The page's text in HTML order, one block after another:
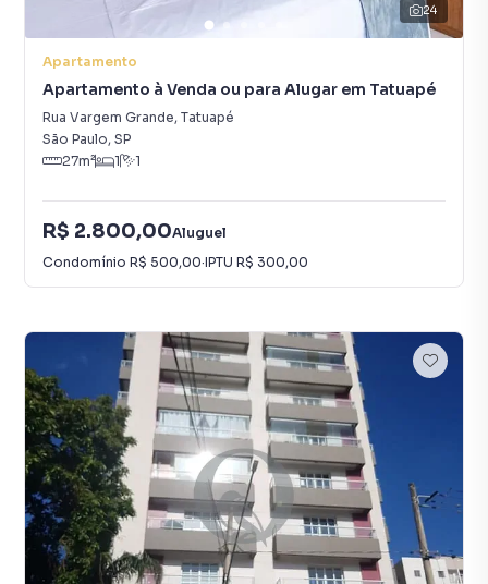
24
Apartamento
Apartamento à Venda ou para Alugar em Tatuapé
Rua Vargem Grande, Tatuapé
São Paulo, SP
27m² 1 1
R$ 2.800,00Aluguel
Condomínio R$ 500,00·IPTU R$ 300,00